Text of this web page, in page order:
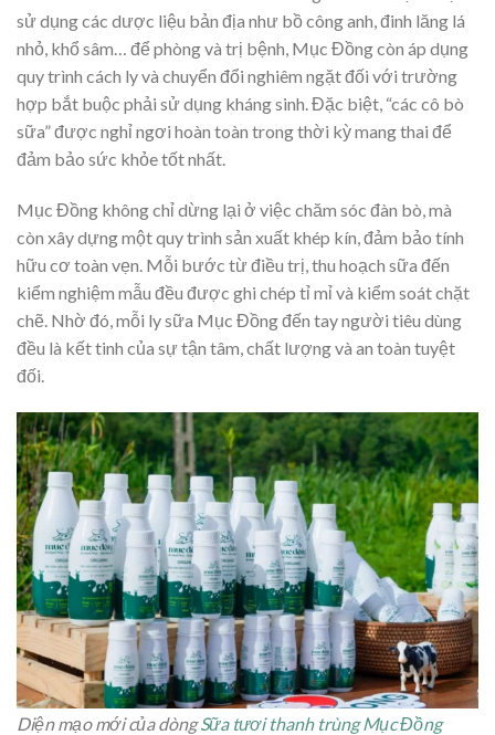
sử dụng các dược liệu bản địa như bồ công anh, đinh lăng lá
nhỏ, khổ sâm… để phòng và trị bệnh, Mục Đồng còn áp dụng
quy trình cách ly và chuyển đổi nghiêm ngặt đối với trường
hợp bắt buộc phải sử dụng kháng sinh. Đặc biệt, “các cô bò
sữa” được nghỉ ngơi hoàn toàn trong thời kỳ mang thai để
đảm bảo sức khỏe tốt nhất.
Mục Đồng không chỉ dừng lại ở việc chăm sóc đàn bò, mà
còn xây dựng một quy trình sản xuất khép kín, đảm bảo tính
hữu cơ toàn vẹn. Mỗi bước từ điều trị, thu hoạch sữa đến
kiểm nghiệm mẫu đều được ghi chép tỉ mỉ và kiểm soát chặt
chẽ. Nhờ đó, mỗi ly sữa Mục Đồng đến tay người tiêu dùng
đều là kết tinh của sự tận tâm, chất lượng và an toàn tuyệt
đối.
Diện mạo mới của dòngSữa tươi thanh trùng Mục Đồng